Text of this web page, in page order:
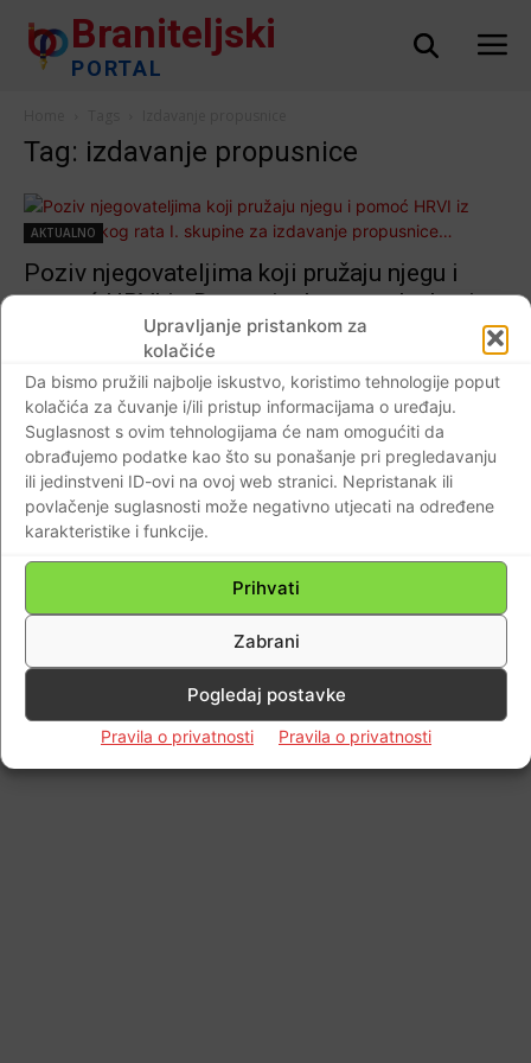
Upravljanje pristankom za
kolačiće
Da bismo pružili najbolje iskustvo, koristimo tehnologije poput
kolačića za čuvanje i/ili pristup informacijama o uređaju.
Suglasnost s ovim tehnologijama će nam omogućiti da
obrađujemo podatke kao što su ponašanje pri pregledavanju
ili jedinstveni ID-ovi na ovoj web stranici. Nepristanak ili
povlačenje suglasnosti može negativno utjecati na određene
karakteristike i funkcije.
Prihvati
Zabrani
Pogledaj postavke
Pravila o privatnosti Pravila o privatnosti
Braniteljski
PORTAL
Tag: izdavanje propusnice
AKTUALNO
Poziv njegovateljima koji pružaju njegu i
pomoć HRVI iz Domovinskog rata I. skupine
za izdavanje propusnice…
Impressum Kontaktirajte nas Pravila o privatnosti
© Newspaper WordPress Theme by TagDiv